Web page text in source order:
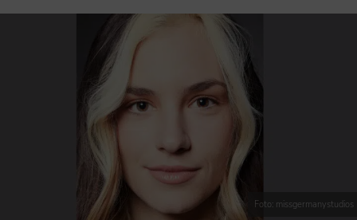
Foto: missgermanystudios